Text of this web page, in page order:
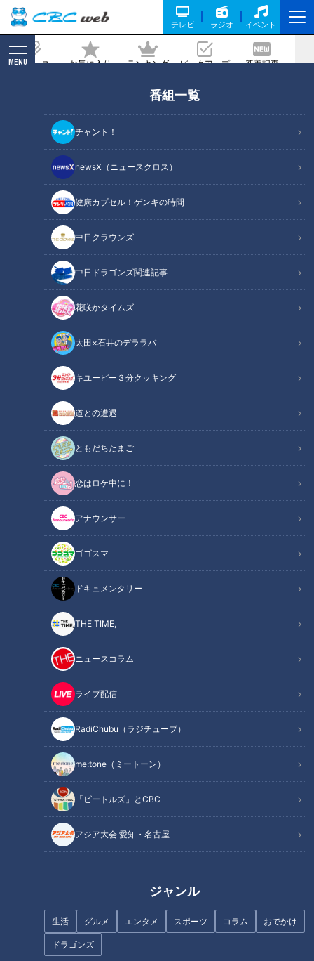
テレビ ラジオ イベント
ニュース お気に入り ランキング ピックアップ 新着記事
MENU
番組一覧
チャント！
newsX（ニュースクロス）
健康カプセル！ゲンキの時間
中日クラウンズ
中日ドラゴンズ関連記事
花咲かタイムズ
太田×石井のデララバ
キユーピー３分クッキング
道との遭遇
ともだちたまご
恋はロケ中に！
アナウンサー
ゴゴスマ
ドキュメンタリー
THE TIME,
ニュースコラム
ライブ配信
RadiChubu（ラジチューブ）
me:tone（ミートーン）
「ビートルズ」とCBC
アジア大会 愛知・名古屋
ジャンル
生活 グルメ エンタメ スポーツ コラム おでかけ
ドラゴンズ
介！昭和のおもちゃで超絶スゴ技！
記事に戻る
CBCテレビ / TBS『THE TIME，』
この記事の画像
記事に戻る
この記事を見たあなたへのおすすめ
超一流シェフのガチ審査！人気
企画スイーツジャッジ！【花咲
かタイムズ】
CBC若狭アナがシュートボクシ
ングに挑戦！日本一4回の天才